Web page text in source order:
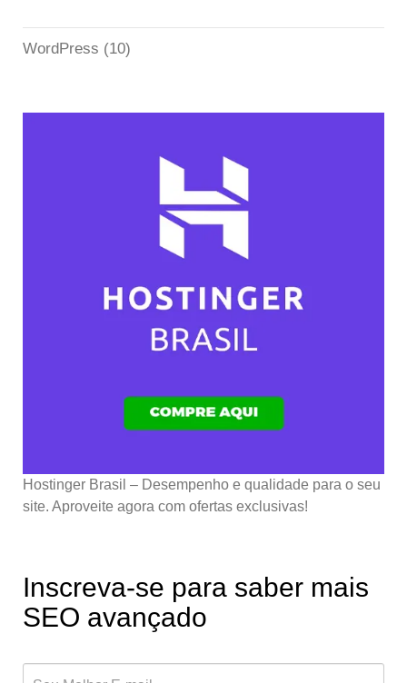
WordPress (10)
Hostinger Brasil – Desempenho e qualidade para o seu
site. Aproveite agora com ofertas exclusivas!
Inscreva-se para saber mais
SEO avançado